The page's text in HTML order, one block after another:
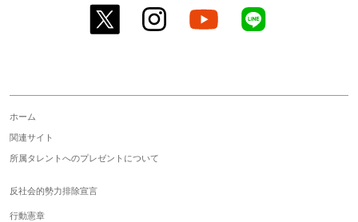
twitter instagram youtube
ホーム
関連サイト
所属タレントへのプレゼントについて
反社会的勢力排除宣言
行動憲章